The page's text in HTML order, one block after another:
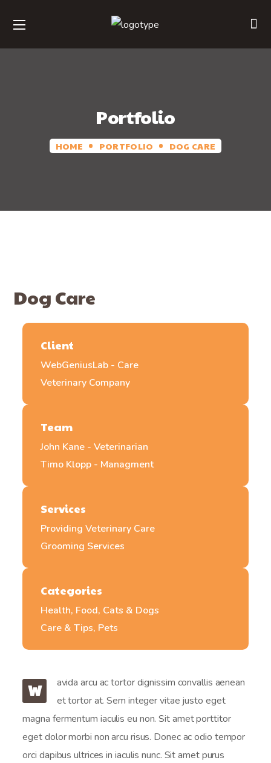
Portfolio
HOME PORTFOLIO DOG CARE
Dog Care
Client
WebGeniusLab - Care
Veterinary Company
Team
John Kane - Veterinarian
Timo Klopp - Managment
Services
Providing Veterinary Care
Grooming Services
Categories
Health, Food, Cats & Dogs
Care & Tips, Pets
W
avida arcu ac tortor dignissim convallis aenean
et tortor at. Sem integer vitae justo eget
magna fermentum iaculis eu non. Sit amet porttitor
eget dolor morbi non arcu risus. Donec ac odio tempor
orci dapibus ultrices in iaculis nunc. Sit amet purus